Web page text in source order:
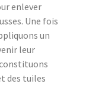
enlever
Une fois
un
leur
des tuiles